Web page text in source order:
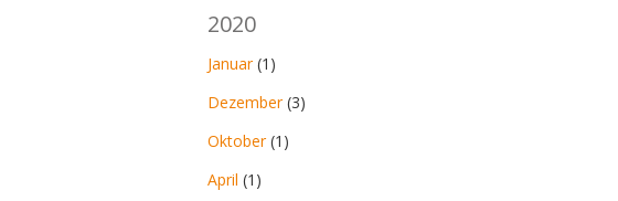
2020
Januar(1)
Dezember(3)
Oktober(1)
April (1)